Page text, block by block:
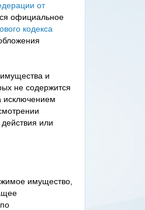
от
официальное
кодекса
и
не содержится
исключением
или
имущество,